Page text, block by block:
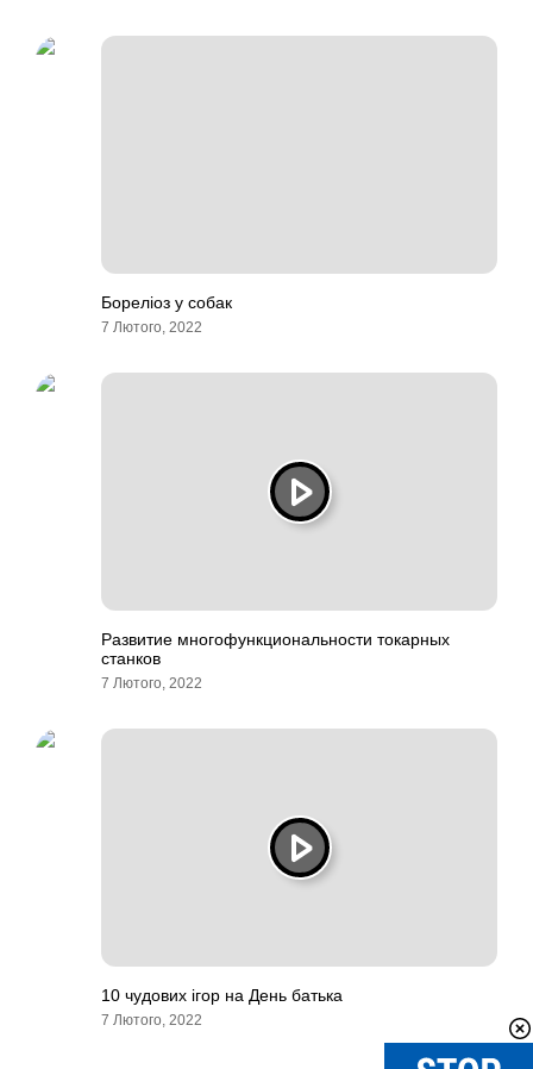
Бореліоз у собак
7 Лютого, 2022
Развитие многофункциональности токарных
станков
7 Лютого, 2022
10 чудових ігор на День батька
7 Лютого, 2022